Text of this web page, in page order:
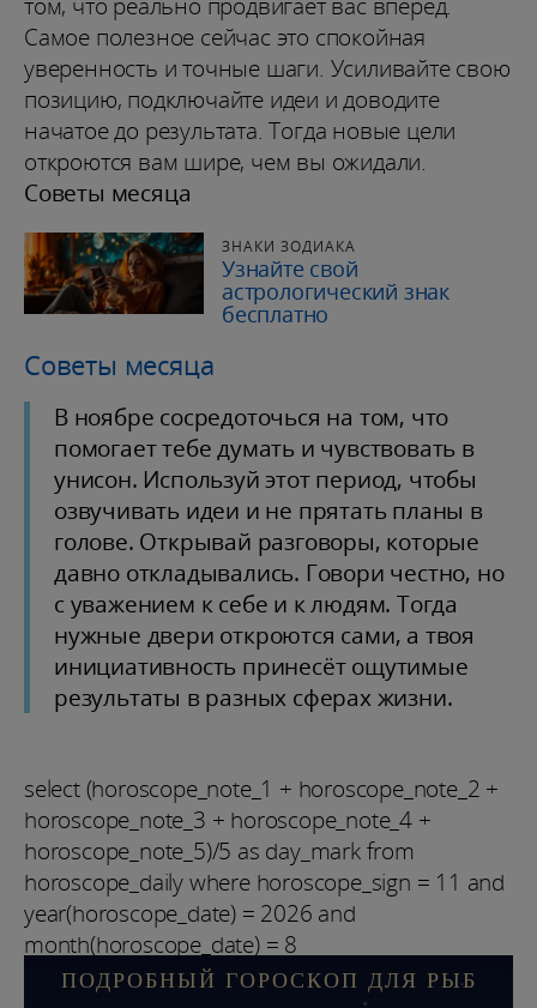
том, что реально продвигает вас вперёд.
Самое полезное сейчас это спокойная
уверенность и точные шаги. Усиливайте свою
позицию, подключайте идеи и доводите
начатое до результата. Тогда новые цели
откроются вам шире, чем вы ожидали.
Советы месяца
ЗНАКИ ЗОДИАКА
Узнайте свой
астрологический знак
бесплатно
Советы месяца
В ноябре сосредоточься на том, что
помогает тебе думать и чувствовать в
унисон. Используй этот период, чтобы
озвучивать идеи и не прятать планы в
голове. Открывай разговоры, которые
давно откладывались. Говори честно, но
с уважением к себе и к людям. Тогда
нужные двери откроются сами, а твоя
инициативность принесёт ощутимые
результаты в разных сферах жизни.
select (horoscope_note_1 + horoscope_note_2 +
horoscope_note_3 + horoscope_note_4 +
horoscope_note_5)/5 as day_mark from
horoscope_daily where horoscope_sign = 11 and
year(horoscope_date) = 2026 and
month(horoscope_date) = 8
ПОДРОБНЫЙ ГОРОСКОП ДЛЯ РЫБ